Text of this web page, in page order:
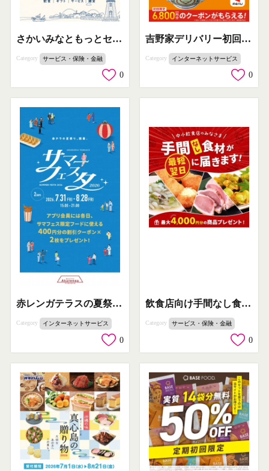
さかいみなともっとセレクション一般投票
Category サービス・保険・金融
0
吉野家デリバリー初回クーポンキャンペーン
Category インターネットサービス
0
赤レンガテラスの夏祭りフードフェスタ
Category インターネットサービス
0
飲食店向け手間なし食材配送
Category サービス・保険・金融
0